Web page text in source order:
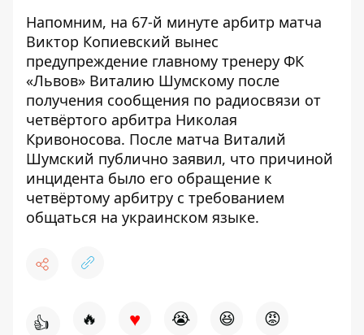
Напомним, на 67-й минуте арбитр матча
Виктор Копиевский вынес
предупреждение главному тренеру ФК
«Львов» Виталию Шумскому после
получения сообщения по радиосвязи от
четвёртого арбитра Николая
Кривоносова. После матча Виталий
Шумский публично заявил, что причиной
инцидента было его обращение к
четвёртому арбитру с требованием
общаться на украинском языке.
👍 🔥 ♥ 😭 😆 😡